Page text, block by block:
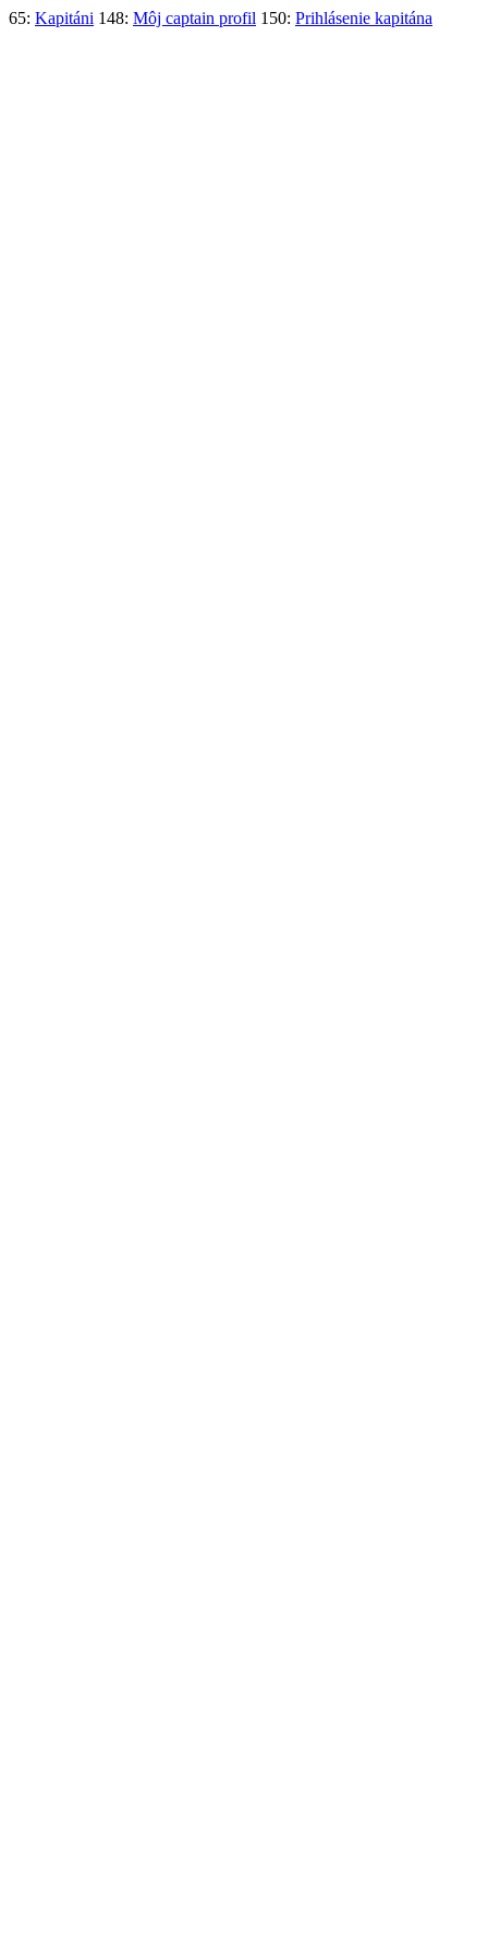
65: Kapitáni 148: Môj captain profil 150: Prihlásenie kapitána